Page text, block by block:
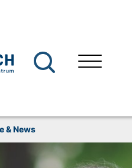
& News